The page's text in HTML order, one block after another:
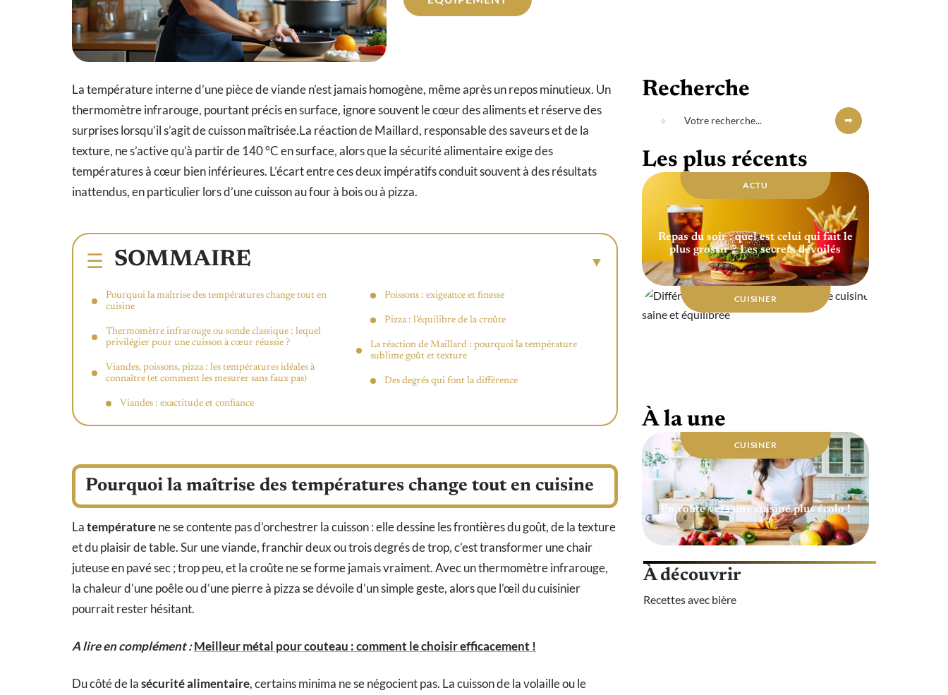
La température interne d’une pièce de viande n’est jamais homogène, même après un repos minutieux. Un
thermomètre infrarouge, pourtant précis en surface, ignore souvent le cœur des aliments et réserve des
surprises lorsqu’il s’agit de cuisson maîtrisée.La réaction de Maillard, responsable des saveurs et de la
texture, ne s’active qu’à partir de 140 °C en surface, alors que la sécurité alimentaire exige des
températures à cœur bien inférieures. L’écart entre ces deux impératifs conduit souvent à des résultats
inattendus, en particulier lors d’une cuisson au four à bois ou à pizza.
SOMMAIRE
Pourquoi la maîtrise des températures change tout en
cuisine
Thermomètre infrarouge ou sonde classique : lequel
privilégier pour une cuisson à cœur réussie ?
Viandes, poissons, pizza : les températures idéales à
connaître (et comment les mesurer sans faux pas)
Viandes : exactitude et confiance
Poissons : exigeance et finesse
Pizza : l’équilibre de la croûte
La réaction de Maillard : pourquoi la température
sublime goût et texture
Des degrés qui font la différence
Pourquoi la maîtrise des températures change tout en cuisine
Latempératurene se contente pas d’orchestrer la cuisson : elle dessine les frontières du goût, de la texture
et du plaisir de table. Sur une viande, franchir deux ou trois degrés de trop, c’est transformer une chair
juteuse en pavé sec ; trop peu, et la croûte ne se forme jamais vraiment. Avec un thermomètre infrarouge,
la chaleur d’une poêle ou d’une pierre à pizza se dévoile d’un simple geste, alors que l’œil du cuisinier
pourrait rester hésitant.
A lire en complément :Meilleur métal pour couteau : comment le choisir efficacement !
Du côté de lasécurité alimentaire, certains minima ne se négocient pas. La cuisson de la volaille ou le
Recherche
Les plus récents
ACTU
Repas du soir : quel est celui qui fait le
plus grossir ? Les secrets dévoilés
CUISINER
À la une
CUISINER
En route vers une cuisine plus écolo !
À découvrir
Recettes avec bière